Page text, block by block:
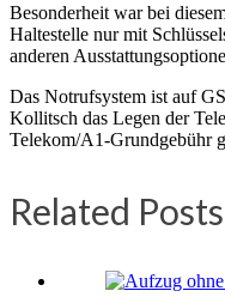
Besonderheit war bei
Haltestelle nur mit
anderen
Das Notrufsystem ist auf
Kollitsch das Legen der
Telekom/A1-Grundgebühr
Related Posts